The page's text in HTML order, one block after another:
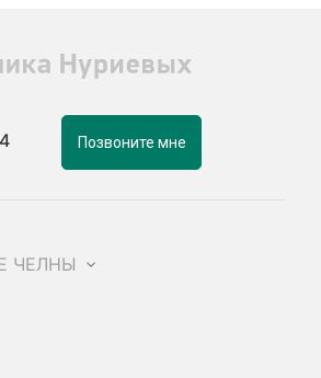
Позвоните мне
ЧЕЛНЫ